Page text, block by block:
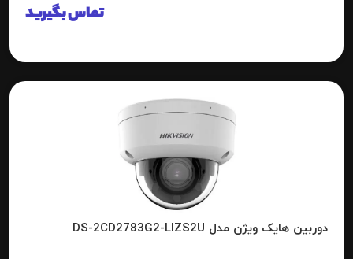
تماس بگیرید
دوربین هایک ویژن مدل DS-2CD2783G2-LIZS2U